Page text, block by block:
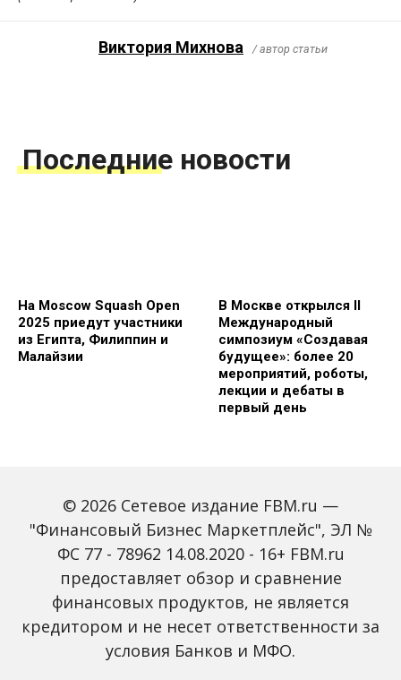
Виктория Михнова / автор статьи
Последние новости
На Moscow Squash Open
2025 приедут участники
из Египта, Филиппин и
Малайзии
В Москве открылся II
Международный
симпозиум «Создавая
будущее»: более 20
мероприятий, роботы,
лекции и дебаты в
первый день
Зарплаты вырастут,
банки включат защиту
от мошенников: какие
новые законы ждут
россиян с октября
Россиян предупредили
мошенников на фоне
снижения ключевой
ставки
© 2026 Сетевое издание FBM.ru —
"Финансовый Бизнес Маркетплейс", ЭЛ №
ФС 77 - 78962 14.08.2020 - 16+ FBM.ru
предоставляет обзор и сравнение
финансовых продуктов, не является
кредитором и не несет ответственности за
условия Банков и МФО.